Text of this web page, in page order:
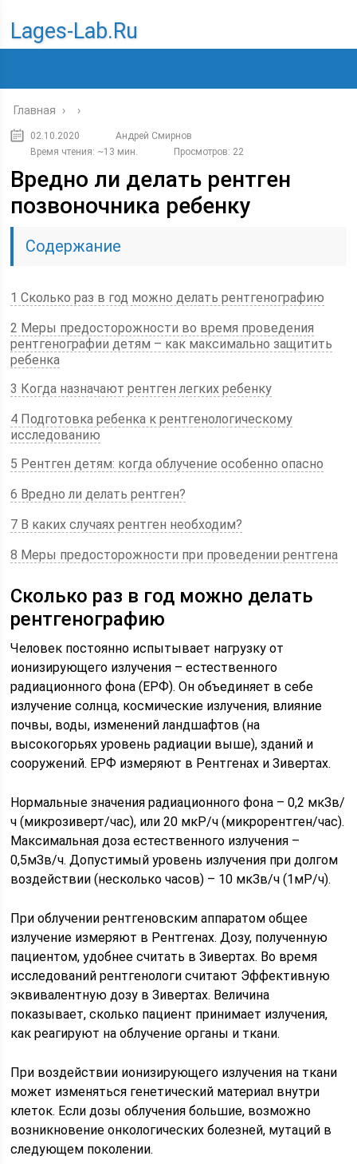
Lages-Lab.ru
Главная › ›
02.10.2020
Андрей Смирнов
Время чтения: ~13 мин.
Просмотров: 22
Вредно ли делать рентген
позвоночника ребенку
Содержание
1 Сколько раз в год можно делать рентгенографию
2 Меры предосторожности во время проведения
рентгенографии детям – как максимально защитить
ребенка
3 Когда назначают рентген легких ребенку
4 Подготовка ребенка к рентгенологическому
исследованию
5 Рентген детям: когда облучение особенно опасно
6 Вредно ли делать рентген?
7 В каких случаях рентген необходим?
8 Меры предосторожности при проведении рентгена
Сколько раз в год можно делать
рентгенографию
Человек постоянно испытывает нагрузку от
ионизирующего излучения – естественного
радиационного фона (ЕРФ). Он объединяет в себе
излучение солнца, космические излучения, влияние
почвы, воды, изменений ландшафтов (на
высокогорьях уровень радиации выше), зданий и
сооружений. ЕРФ измеряют в Рентгенах и Зивертах.
Нормальные значения радиационного фона – 0,2 мкЗв/
ч (микрозиверт/час), или 20 мкР/ч (микрорентген/час).
Максимальная доза естественного излучения –
0,5мЗв/ч. Допустимый уровень излучения при долгом
воздействии (несколько часов) – 10 мкЗв/ч (1мР/ч).
При облучении рентгеновским аппаратом общее
излучение измеряют в Рентгенах. Дозу, полученную
пациентом, удобнее считать в Зивертах. Во время
исследований рентгенологи считают Эффективную
эквивалентную дозу в Зивертах. Величина
показывает, сколько пациент принимает излучения,
как реагируют на облучение органы и ткани.
При воздействии ионизирующего излучения на ткани
может изменяться генетический материал внутри
клеток. Если дозы облучения большие, возможно
возникновение онкологических болезней, мутаций в
следующем поколении.